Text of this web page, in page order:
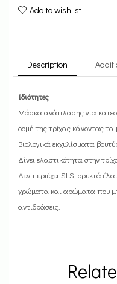
Add to wishlist
Description
Ιδιότητες
Μάσκα ανάπλασης για
δομή της τρίχας κάνοντας
Βιολογικά εκχυλίσματα
Δίνει ελαστικότητα στην
Δεν περιέχει SLS, ορυκτά
χρώματα και αρώματα που
αντιδράσεις.